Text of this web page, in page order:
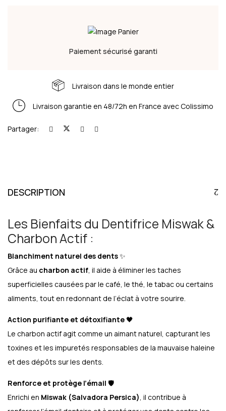
Paiement sécurisé garanti
Livraison dans le monde entier
Livraison garantie en 48/72h en France avec Colissimo
Partager:
DESCRIPTION
Les Bienfaits du Dentifrice Miswak &
Charbon Actif :
Blanchiment naturel des dents✨
Grâce au charbon actif, il aide à éliminer les taches
superficielles causées par le café, le thé, le tabac ou certains
aliments, tout en redonnant de l’éclat à votre sourire.
Action purifiante et détoxifiante🖤
Le charbon actif agit comme un aimant naturel, capturant les
toxines et les impuretés responsables de la mauvaise haleine
et des dépôts sur les dents.
Renforce et protège l’émail 🛡️
Enrichi en Miswak (Salvadora Persica), il contribue à